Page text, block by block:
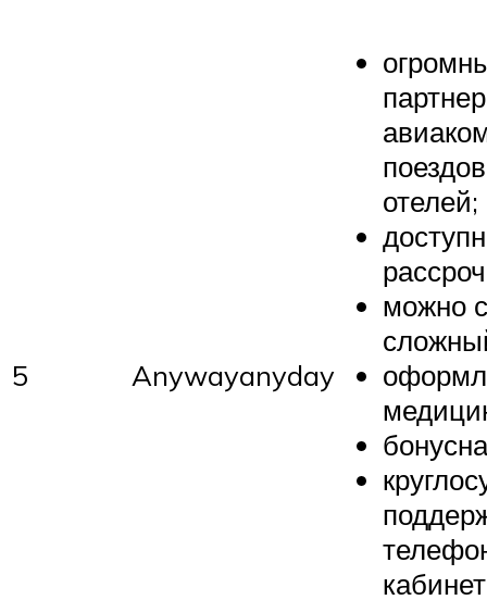
5 Anywayanyday
отелей;
можно